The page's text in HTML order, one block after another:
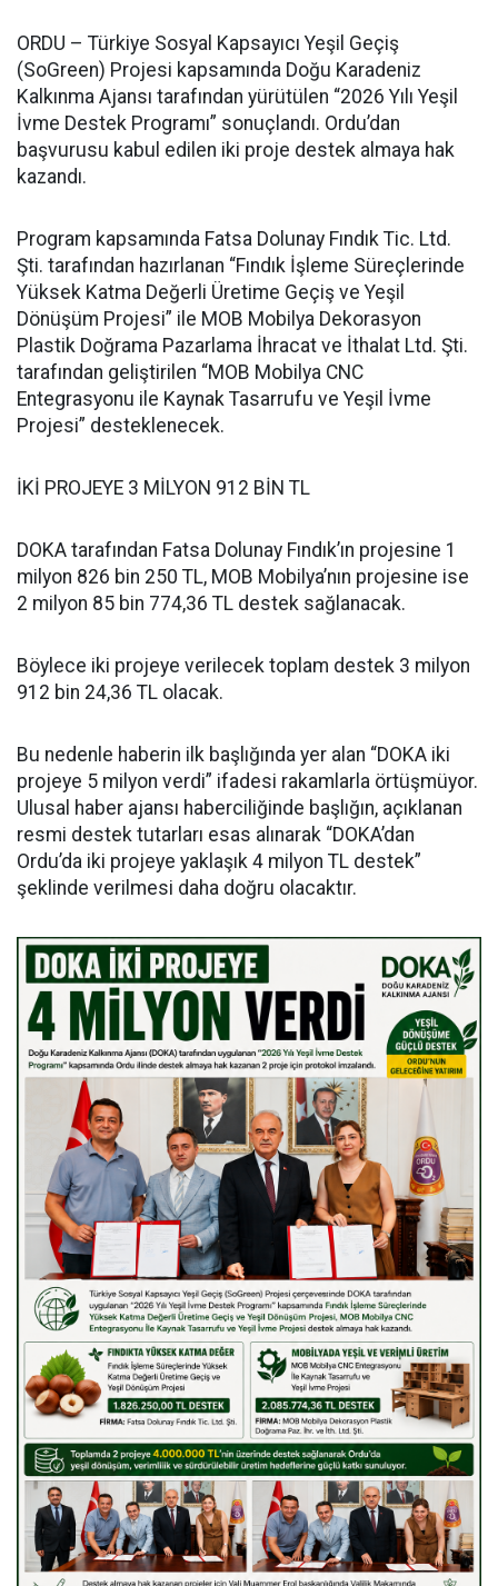
ORDU – Türkiye Sosyal Kapsayıcı Yeşil Geçiş
(SoGreen) Projesi kapsamında Doğu Karadeniz
Kalkınma Ajansı tarafından yürütülen “2026 Yılı Yeşil
İvme Destek Programı” sonuçlandı. Ordu’dan
başvurusu kabul edilen iki proje destek almaya hak
kazandı.
Program kapsamında Fatsa Dolunay Fındık Tic. Ltd.
Şti. tarafından hazırlanan “Fındık İşleme Süreçlerinde
Yüksek Katma Değerli Üretime Geçiş ve Yeşil
Dönüşüm Projesi” ile MOB Mobilya Dekorasyon
Plastik Doğrama Pazarlama İhracat ve İthalat Ltd. Şti.
tarafından geliştirilen “MOB Mobilya CNC
Entegrasyonu ile Kaynak Tasarrufu ve Yeşil İvme
Projesi” desteklenecek.
İKİ PROJEYE 3 MİLYON 912 BİN TL
DOKA tarafından Fatsa Dolunay Fındık’ın projesine 1
milyon 826 bin 250 TL, MOB Mobilya’nın projesine ise
2 milyon 85 bin 774,36 TL destek sağlanacak.
Böylece iki projeye verilecek toplam destek 3 milyon
912 bin 24,36 TL olacak.
Bu nedenle haberin ilk başlığında yer alan “DOKA iki
projeye 5 milyon verdi” ifadesi rakamlarla örtüşmüyor.
Ulusal haber ajansı haberciliğinde başlığın, açıklanan
resmi destek tutarları esas alınarak “DOKA’dan
Ordu’da iki projeye yaklaşık 4 milyon TL destek”
şeklinde verilmesi daha doğru olacaktır.